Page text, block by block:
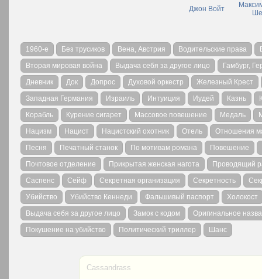
Джон Войт
1960-е Без трусиков Вена, Австрия Водительские права
Вторая мировая война
Выдача себя за другое лицо
Гамбург,
Дневник
Док Допрос Духовой оркестр
Железный Крест
Западная Германия
Израиль Интуиция Иудей Казнь
Корабль
Курение сигарет Массовое повешение Медаль
Нацизм
Нацист Нацистский охотник Отель
Отношения
Песня
Печатный станок По мотивам романа
Повешение
Почтовое отделение
Прикрытая женская нагота
Проводящий
Саспенс
Сейф Секретная организация Секретность
Убийство
Убийство Кеннеди Фальшивый паспорт
Холокост
Выдача себя за другое лицо
Замок с кодом
Оригинальное
Покушение на убийство
Политический триллер Шанс
Cassandrass